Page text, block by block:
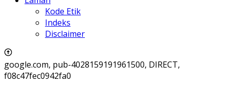
Kode Etik
Indeks
Disclaimer
google.com, pub-4028159191961500, DIRECT,
f08c47fec0942fa0